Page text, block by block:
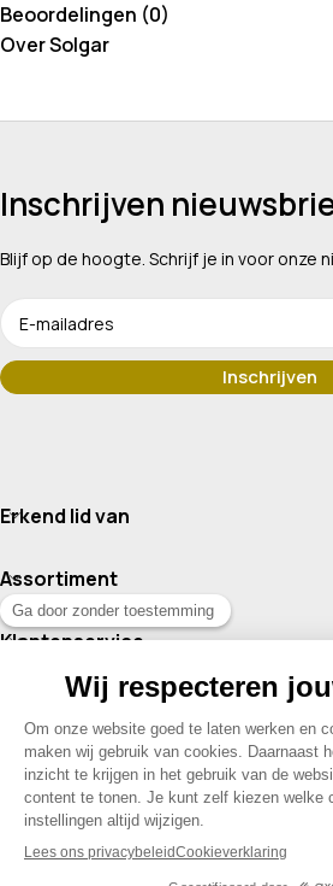
Beoordelingen (0)
Over Solgar
Inschrijven
Blijf op de hoogte. Schrijf je in voor onze
Erkend lid van
Assortiment
Klantenservice
Contact
© 2026 Drogisterij Het Geheim | Alle
Webdesign en hosting door